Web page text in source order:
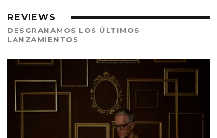
REVIEWS
DESGRANAMOS LOS ÚLTIMOS
LANZAMIENTOS